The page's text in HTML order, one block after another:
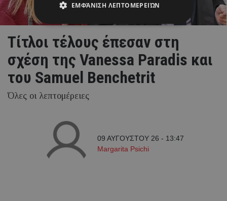
Τίτλοι τέλους έπεσαν στη
σχέση της Vanessa Paradis και
του Samuel Benchetrit
Όλες οι λεπτομέρειες
09 ΑΥΓΟΥΣΤΟΥ 26 - 13:47
Margarita Psichi
ΕΜΦΆΝΙΣΗ ΛΕΠΤΟΜΕΡΕΙΏΝ